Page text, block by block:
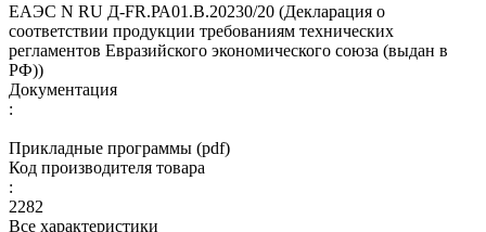
ЕАЭС N RU Д-FR.РА01.В.20230/20 (Декларация о
соответствии продукции требованиям технических
регламентов Евразийского экономического союза (выдан в
РФ))
Документация
:
Прикладные программы (pdf)
Код производителя товара
:
2282
Все характеристики